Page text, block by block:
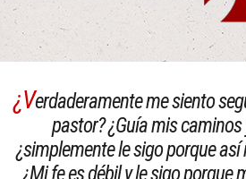
¿Verdaderamente me siento
pastor? ¿Guía mis
¿simplemente le sigo porque